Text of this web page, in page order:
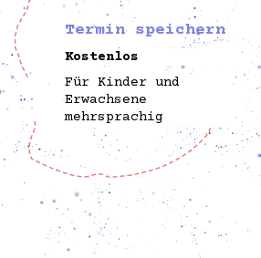
Termin speichern
Kostenlos
Für Kinder und
Erwachsene
mehrsprachig